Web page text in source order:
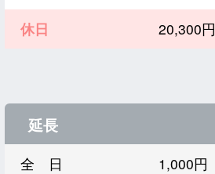
休日
20,300
延長
全 日 1,000円